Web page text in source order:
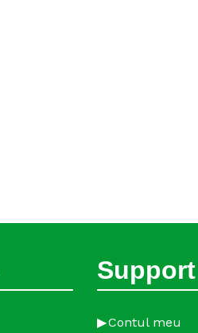
Support
Contul meu